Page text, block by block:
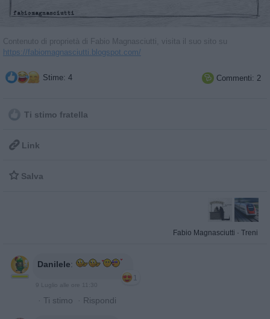
Contenuto di proprietà di Fabio Magnasciutti, visita il suo sito su
https://fabiomagnasciutti.blogspot.com/
Stime: 4  Commenti: 2
Ti stimo fratella
 Link
 Salva
Fabio Magnasciutti · Treni
Danilele:
1
9 Luglio alle ore 11:30
· Ti stimo · Rispondi